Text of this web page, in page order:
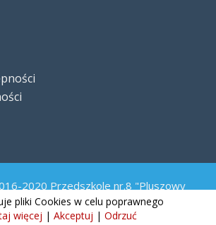
2020 Przedszkole nr.8 "Pluszowy
Misiaczek"
pliki Cookies w celu poprawnego
więcej | Akceptuj | Odrzuć